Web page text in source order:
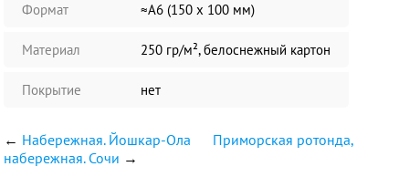
Формат ≈А6 (150 х 100 мм)
Материал 250 гр/м², белоснежный картон
Покрытие нет
← Набережная. Йошкар-Ола
Приморская ротонда,
набережная. Сочи →